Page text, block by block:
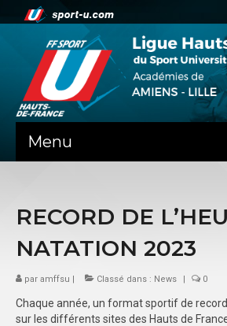
Menu
PRÉSENTATION
ADMINISTRATIF
SPORTS CO
FEUILLES DE MATCH
RECORD DE
NATATION 2023
par amffsu | Classé dans : News | 0
Chaque année, un format sportif de
sur les différents sites des Hauts de